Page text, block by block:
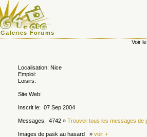
Galeries Forums
Voir
Localisation: Nice
Emploi:
Loisirs:
Site Web:
Inscrit le: 07 Sep 2004
Messages: 4742 » Trouver tous les messages de
Images de pask au hasard » voir +